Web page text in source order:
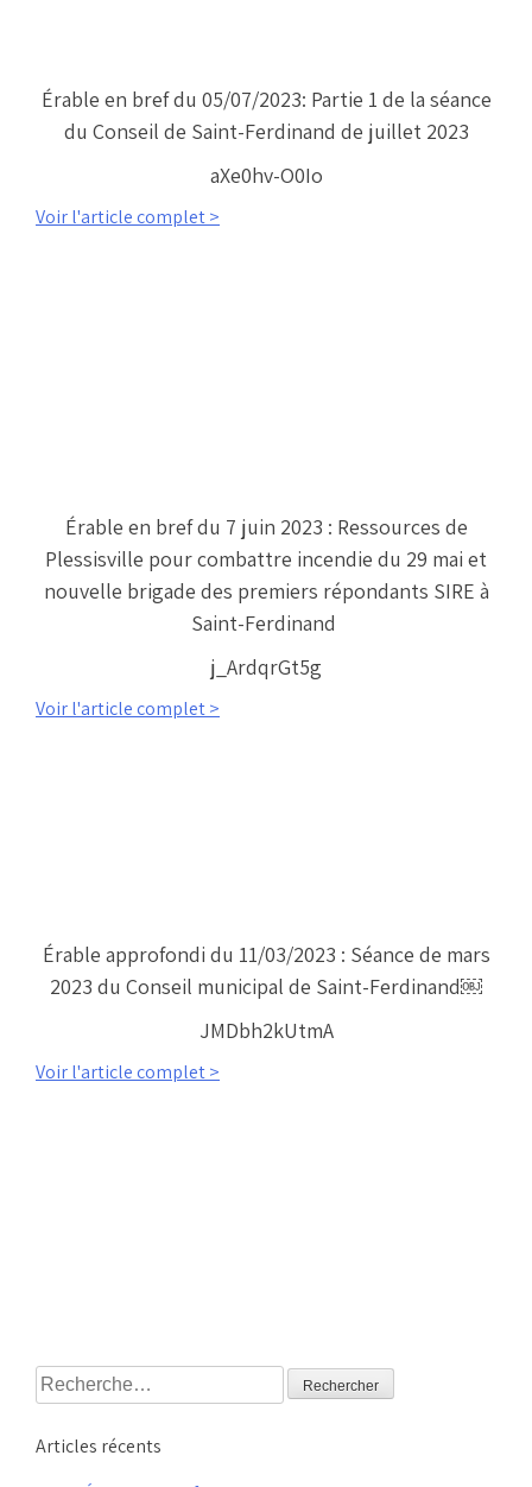
Érable en bref du 05/07/2023: Partie 1 de la séance
du Conseil de Saint-Ferdinand de juillet 2023
aXe0hv-O0Io
Voir l'article complet >
Érable en bref du 7 juin 2023 : Ressources de
Plessisville pour combattre incendie du 29 mai et
nouvelle brigade des premiers répondants SIRE à
Saint-Ferdinand
j_ArdqrGt5g
Voir l'article complet >
Érable approfondi du 11/03/2023 : Séance de mars
2023 du Conseil municipal de Saint-Ferdinand￼
JMDbh2kUtmA
Voir l'article complet >
Rechercher :
Articles récents